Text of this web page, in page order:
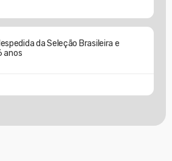
da Seleção Brasileira e
anos